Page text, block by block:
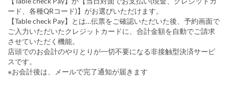
ード、各種QRコード)】がお選びいただけます。
【Table check Pay】とは…伝票をご確認いただいた後、予約画面で
ご入力いただいたクレジットカードに、合計金額を自動でご請求
させていただく機能。
店頭でのお会計のやりとりが一切不要になる非接触型決済サービ
スです。
※お会計後は、メールで完了通知が届きます